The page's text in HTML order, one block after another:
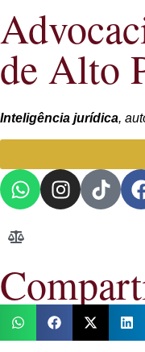
de Alto
Inteligência jurídica,